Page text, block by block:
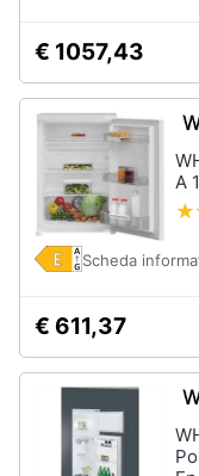
€ 1057,43
A
Scheda
€ 611,37